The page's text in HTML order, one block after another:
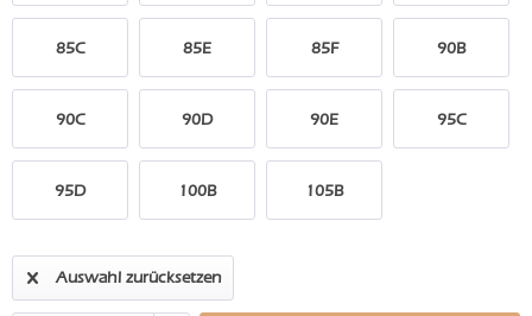
85C 85E 85F 90B
90C 90D 90E 95C
95D 100B 105B
Auswahl zurücksetzen